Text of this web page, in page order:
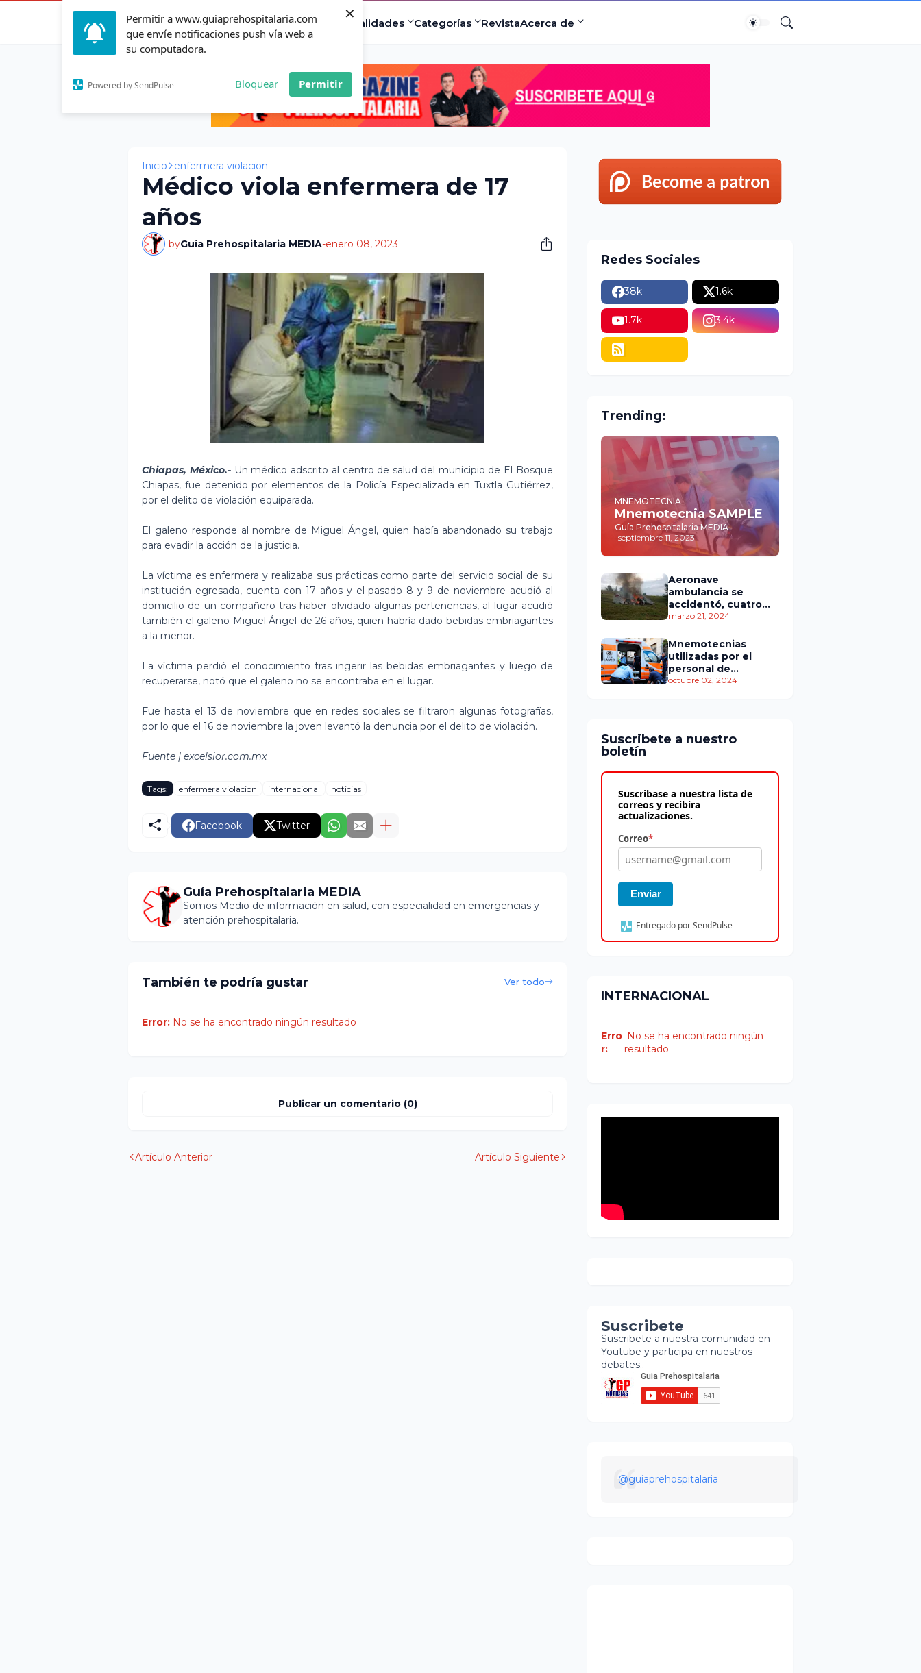
Permitir a www.guiaprehospitalaria.com
que envíe notificaciones push vía web a
su computadora.
Powered by SendPulse Bloquear Permitir
×
InicioActualidad Especialidades Categorías RevistaAcerca de
Inicio enfermera violacion
Médico viola enfermera de 17
años
byGuía Prehospitalaria MEDIA-enero 08, 2023
Chiapas, México.-Un médico adscrito al centro de salud del municipio de El Bosque
Chiapas, fue detenido por elementos de la Policía Especializada en Tuxtla Gutiérrez,
por el delito de violación equiparada.
El galeno responde al nombre de Miguel Ángel, quien había abandonado su trabajo
para evadir la acción de la justicia.
La víctima es enfermera y realizaba sus prácticas como parte del servicio social de su
institución egresada, cuenta con 17 años y el pasado 8 y 9 de noviembre acudió al
domicilio de un compañero tras haber olvidado algunas pertenencias, al lugar acudió
también el galeno Miguel Ángel de 26 años, quien habría dado bebidas embriagantes
a la menor.
La víctima perdió el conocimiento tras ingerir las bebidas embriagantes y luego de
recuperarse, notó que el galeno no se encontraba en el lugar.
Fue hasta el 13 de noviembre que en redes sociales se filtraron algunas fotografías,
por lo que el 16 de noviembre la joven levantó la denuncia por el delito de violación.
Fuente | excelsior.com.mx
Tags: enfermera violacion internacional noticias
Facebook Twitter
Guía Prehospitalaria MEDIA
Somos Medio de información en salud, con especialidad en emergencias y
atención prehospitalaria.
También te podría gustar Ver todo
Error: No se ha encontrado ningún resultado
Publicar un comentario (0)
Artículo Anterior Artículo Siguiente
Redes Sociales
38k 1.6k
1.7k 3.4k
Trending:
MNEMOTECNIA
Mnemotecnia SAMPLE
Guía Prehospitalaria MEDIA
-septiembre 11, 2023
Aeronave
ambulancia se
accidentó, cuatro
personas murieron
marzo 21, 2024
Mnemotecnias
utilizadas por el
personal de
atención
octubre 02, 2024
Suscribete a nuestro
boletín
Suscribase a nuestra lista de
correos y recibira
actualizaciones.
Correo*
Enviar
Entregado por SendPulse
INTERNACIONAL
Erro
r:
No se ha encontrado ningún
resultado
Suscribete
Suscribete a nuestra comunidad en
Youtube y participa en nuestros
debates..
@guiaprehospitalaria